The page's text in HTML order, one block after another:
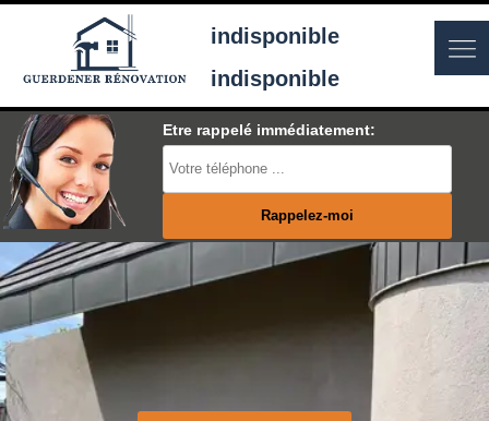
indisponible
indisponible
Etre rappelé immédiatement: